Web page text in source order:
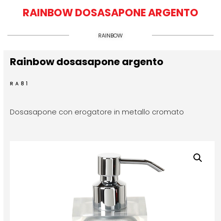
RAINBOW DOSASAPONE ARGENTO
RAINBOW
Rainbow dosasapone argento
RA81
Dosasapone con erogatore in metallo cromato